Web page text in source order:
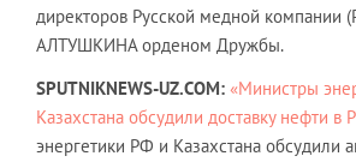
директоров Русской медной компании
АЛТУШКИНА орденом Дружбы.
SPUTNIKNEWS-UZ.COM: «Министры
Казахстана обсудили доставку нефти в
энергетики РФ и Казахстана обсудили